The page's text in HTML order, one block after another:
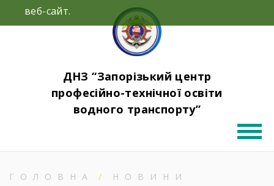
ДНЗ “Запорізький центр
професійно-технічної освіти
водного транспорту”
ГОЛОВНА
НОВИНИ
веб-сайт.